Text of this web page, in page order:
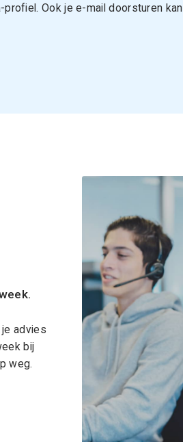
profiel. Ook je e-mail doorsturen kan
advies
bij
weg.